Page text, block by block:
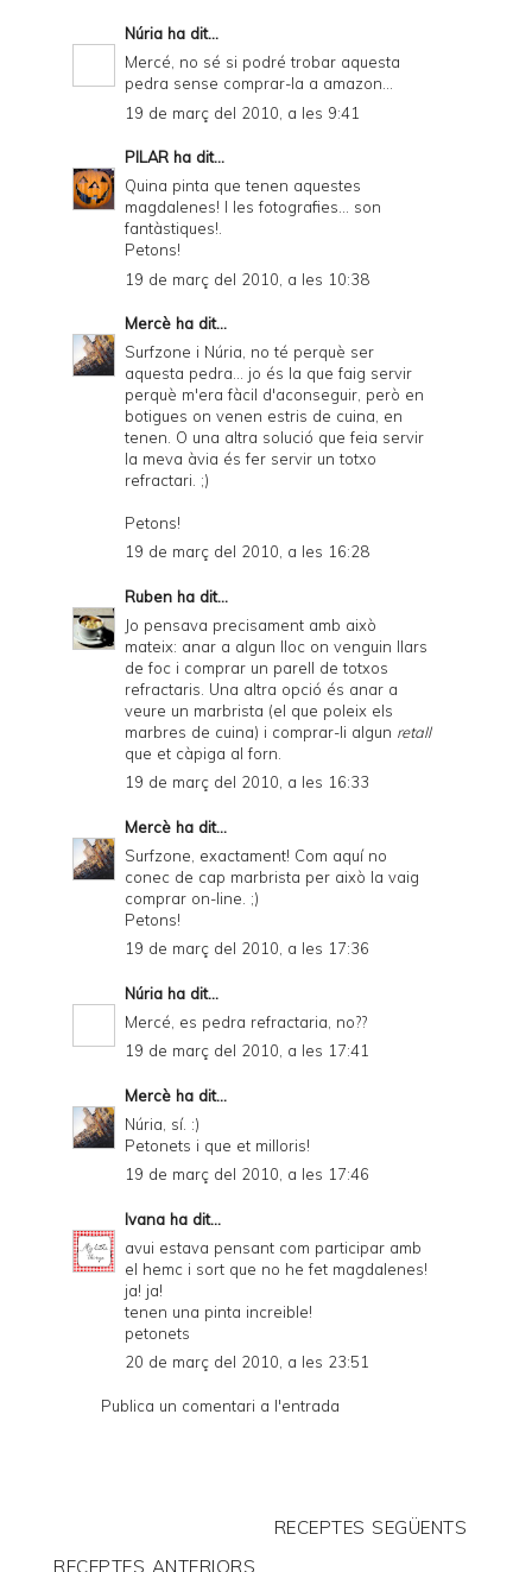
Núria ha dit...
Mercé, no sé si podré trobar aquesta
pedra sense comprar-la a amazon...
19 de març del 2010, a les 9:41
PILAR ha dit...
Quina pinta que tenen aquestes
magdalenes! I les fotografies... son
fantàstiques!.
Petons!
19 de març del 2010, a les 10:38
Mercè ha dit...
Surfzone i Núria, no té perquè ser
aquesta pedra... jo és la que faig servir
perquè m'era fàcil d'aconseguir, però en
botigues on venen estris de cuina, en
tenen. O una altra solució que feia servir
la meva àvia és fer servir un totxo
refractari. ;)
Petons!
19 de març del 2010, a les 16:28
Ruben ha dit...
Jo pensava precisament amb això
mateix: anar a algun lloc on venguin llars
de foc i comprar un parell de totxos
refractaris. Una altra opció és anar a
veure un marbrista (el que poleix els
marbres de cuina) i comprar-li algun retall
que et càpiga al forn.
19 de març del 2010, a les 16:33
Mercè ha dit...
Surfzone, exactament! Com aquí no
conec de cap marbrista per això la vaig
comprar on-line. ;)
Petons!
19 de març del 2010, a les 17:36
Núria ha dit...
Mercé, es pedra refractaria, no??
19 de març del 2010, a les 17:41
Mercè ha dit...
Núria, sí. :)
Petonets i que et milloris!
19 de març del 2010, a les 17:46
Ivana ha dit...
avui estava pensant com participar amb
el hemc i sort que no he fet magdalenes!
ja! ja!
tenen una pinta increible!
petonets
20 de març del 2010, a les 23:51
Publica un comentari a l'entrada
RECEPTES SEGÜENTS
RECEPTES ANTERIORS